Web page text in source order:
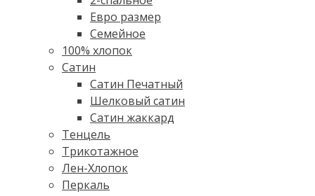
Евро размер
Семейное
100% хлопок
Cатин
Сатин Печатный
Шелковый сатин
Сатин жаккард
Тенцель
Трикотажное
Лен-Хлопок
Перкаль